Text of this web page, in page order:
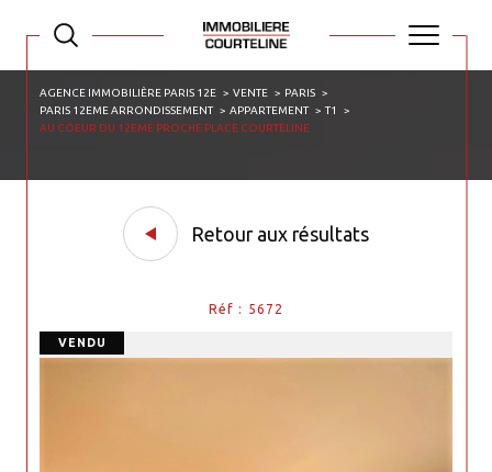
AGENCE IMMOBILIÈRE PARIS 12E VENTE
PARIS
PARIS 12EME ARRONDISSEMENT
APPARTEMENT
T1
AU COEUR DU 12EME PROCHE PLACE COURTELINE
Retour aux résultats
Réf : 5672
VENDU